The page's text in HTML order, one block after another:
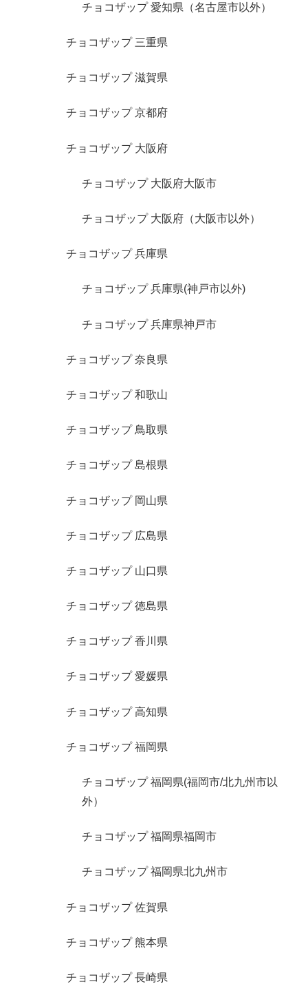
チョコザップ 愛知県（名古屋市以外）
チョコザップ 三重県
チョコザップ 滋賀県
チョコザップ 京都府
チョコザップ 大阪府
チョコザップ 大阪府大阪市
チョコザップ 大阪府（大阪市以外）
チョコザップ 兵庫県
チョコザップ 兵庫県(神戸市以外)
チョコザップ 兵庫県神戸市
チョコザップ 奈良県
チョコザップ 和歌山
チョコザップ 鳥取県
チョコザップ 島根県
チョコザップ 岡山県
チョコザップ 広島県
チョコザップ 山口県
チョコザップ 徳島県
チョコザップ 香川県
チョコザップ 愛媛県
チョコザップ 高知県
チョコザップ 福岡県
チョコザップ 福岡県(福岡市/北九州市以
外）
チョコザップ 福岡県福岡市
チョコザップ 福岡県北九州市
チョコザップ 佐賀県
チョコザップ 熊本県
チョコザップ 長崎県